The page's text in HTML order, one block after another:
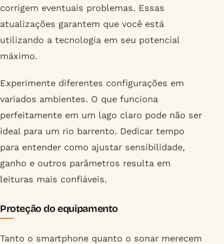
corrigem eventuais problemas. Essas
atualizações garantem que você está
utilizando a tecnologia em seu potencial
máximo.
Experimente diferentes configurações em
variados ambientes. O que funciona
perfeitamente em um lago claro pode não ser
ideal para um rio barrento. Dedicar tempo
para entender como ajustar sensibilidade,
ganho e outros parâmetros resulta em
leituras mais confiáveis.
Proteção do equipamento
Tanto o smartphone quanto o sonar merecem